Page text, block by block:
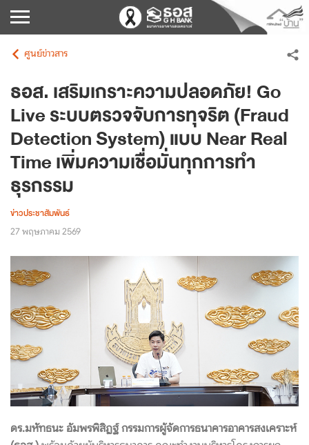
ศูนย์ข่าวสาร
ธอส. เสริมเกราะความปลอดภัย! Go
Live ระบบตรวจจับการทุจริต (Fraud
Detection System) แบบ Near Real
Time เพิ่มความเชื่อมั่นทุกการทำ
ธุรกรรม
ข่าวประชาสัมพันธ์
27 พฤษภาคม 2569
ดร.มหัทธนะ อัมพรพิสิฏฐ์ กรรมการผู้จัดการธนาคารอาคารสงเคราะห์